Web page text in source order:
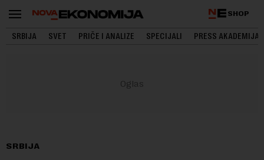
SHOP
SRBIJA SVET PRIČE I ANALIZE SPECIJALI PRESS AKADEMIJA
SRBIJA